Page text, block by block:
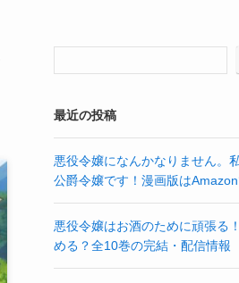
最近の投稿
悪役令嬢になんかなりません。
公爵令嬢です！漫画版は
悪役令嬢はお酒のために頑張る
める？全10巻の完結・配信情報